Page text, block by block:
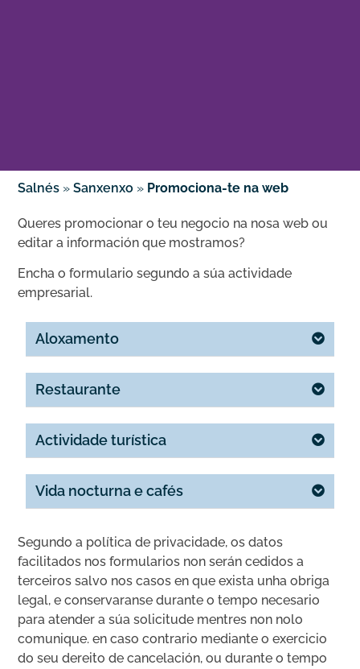
Salnés »Sanxenxo » Promociona-te na web
Queres promocionar o teu negocio na nosa web ou
editar a información que mostramos?
Encha o formulario segundo a súa actividade
empresarial.
Aloxamento
Restaurante
Actividade turística
Vida nocturna e cafés
Segundo a política de privacidade, os datos
facilitados nos formularios non serán cedidos a
terceiros salvo nos casos en que exista unha obriga
legal, e conservaranse durante o tempo necesario
para atender a súa solicitude mentres non nolo
comunique. en caso contrario mediante o exercicio
do seu dereito de cancelación, ou durante o tempo